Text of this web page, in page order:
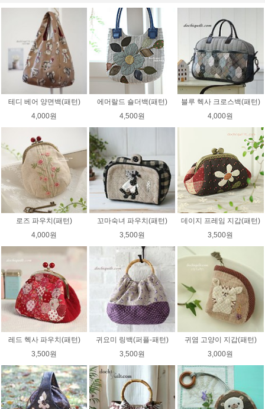
테디 베어 양면백(패턴)
4,000원
에머랄드 숄더백(패턴)
4,500원
블루 헥사 크로스백(패턴)
4,000원
로즈 파우치(패턴)
4,000원
꼬마숙녀 파우치(패턴)
3,500원
데이지 프레임 지갑(패턴)
3,500원
레드 헥사 파우치(패턴)
3,500원
귀요미 링백(퍼플-패턴)
3,500원
귀염 고양이 지갑(패턴)
3,000원